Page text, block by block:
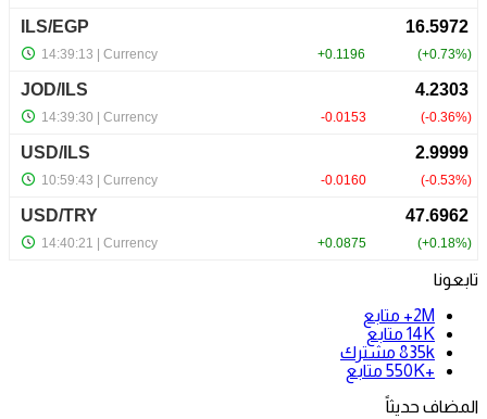
تابعونا
2M+
متابع
14K متابع
835k مشترك
+550K
متابع
المضاف حديثاً